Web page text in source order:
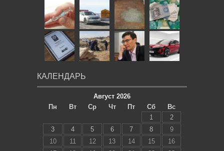
КАЛЕНДАРЬ
Август 2026
Пн
Вт Ср Чт Пт Сб
Вс
1
2
3
4 5 6 7 8
9
10
11 12 13 14 15
16